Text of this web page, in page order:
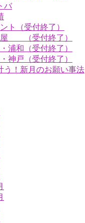
バ
ト（受付終了）
屋 （受付終了）
浦和（受付終了）
神戸（受付終了）
う！新月のお願い事法